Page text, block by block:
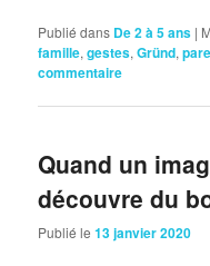
Publié dans De 2 à 5 ans |
famille,gestes,Gründ,
commentaire
Quand un
découvre du
Publié le13 janvier 2020